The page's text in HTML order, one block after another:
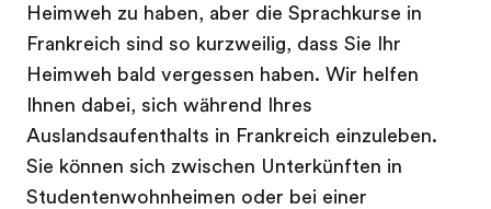
Heimweh zu haben, aber die Sprachkurse in
Frankreich sind so kurzweilig, dass Sie Ihr
Heimweh bald vergessen haben. Wir helfen
Ihnen dabei, sich während Ihres
Auslandsaufenthalts in Frankreich einzuleben.
Sie können sich zwischen Unterkünften in
Studentenwohnheimen oder bei einer